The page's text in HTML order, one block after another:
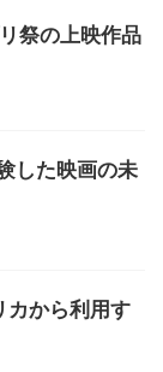
祭の上映作品
した映画の未
カから利用す